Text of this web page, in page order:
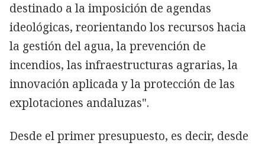
destinado a la imposición de agendas
ideológicas, reorientando los recursos hacia
la gestión del agua, la prevención de
incendios, las infraestructuras agrarias, la
innovación aplicada y la protección de las
explotaciones andaluzas".
Desde el primer presupuesto, es decir, desde